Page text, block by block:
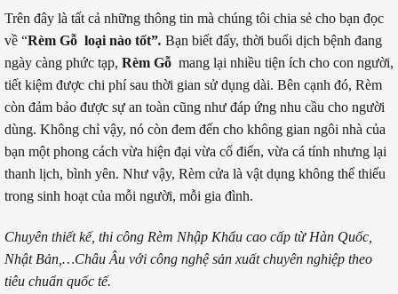
Trên đây là tất cả những thông tin mà chúng tôi chia sẻ cho bạn đọc
về “Rèm Gỗ loại nào tốt”. Bạn biết đấy, thời buổi dịch bệnh đang
ngày càng phức tạp, Rèm Gỗ mang lại nhiều tiện ích cho con người,
tiết kiệm được chi phí sau thời gian sử dụng dài. Bên cạnh đó, Rèm
còn đảm bảo được sự an toàn cũng như đáp ứng nhu cầu cho người
dùng. Không chỉ vậy, nó còn đem đến cho không gian ngôi nhà của
bạn một phong cách vừa hiện đại vừa cổ điển, vừa cá tính nhưng lại
thanh lịch, bình yên. Như vậy, Rèm cửa là vật dụng không thể thiếu
trong sinh hoạt của mỗi người, mỗi gia đình.
Chuyên thiết kế, thi công Rèm Nhập Khẩu cao cấp từ Hàn Quốc,
Nhật Bản,…Châu Âu với công nghệ sản xuất chuyên nghiệp theo
tiêu chuẩn quốc tế.